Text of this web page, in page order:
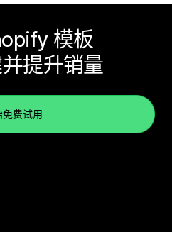
模板
提升销量
免费试用